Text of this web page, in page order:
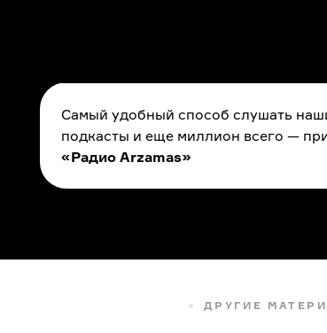
Самый удобный способ слушать
подкасты и еще миллион всего —
«Радио Arzamas»
ДРУГИЕ